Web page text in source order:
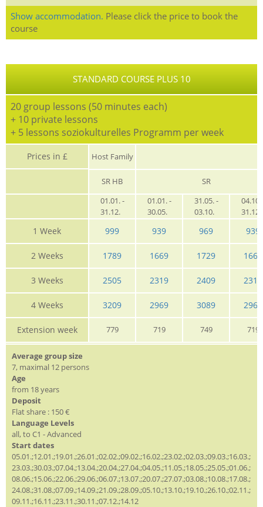
Show accommodation. Please click the price to book the
course
STANDARD COURSE PLUS 10
20 group lessons (50 minutes each)
+ 10 private lessons
+ 5 lessons soziokulturelles Programm per week
Prices in £ Host Family
SR HB
SR
01.01. -
31.12.
01.01. -
30.05.
31.05. -
03.10.
04.10.
1 Week 999 939 969 939
2 Weeks 1789 1669 1729 1669
3 Weeks 2505 2319 2409 2319
4 Weeks 3209 2969 3089 2969
Extension week 779 719 749 719
Average group size
7, maximal 12 persons
Age
from 18 years
Deposit
Flat share : 150 €
Language Levels
all, to C1 - Advanced
Start dates
05.01.;12.01.;19.01.;26.01.;02.02.;09.02.;16.02.;23.02.;02.03.;09.03.;16.03.;
23.03.;30.03.;07.04.;13.04.;20.04.;27.04.;04.05.;11.05.;18.05.;25.05.;01.06.;
08.06.;15.06.;22.06.;29.06.;06.07.;13.07.;20.07.;27.07.;03.08.;10.08.;17.08.;
24.08.;31.08.;07.09.;14.09.;21.09.;28.09.;05.10.;13.10.;19.10.;26.10.;02.11.;
09.11.;16.11.;23.11.;30.11.;07.12.;14.12